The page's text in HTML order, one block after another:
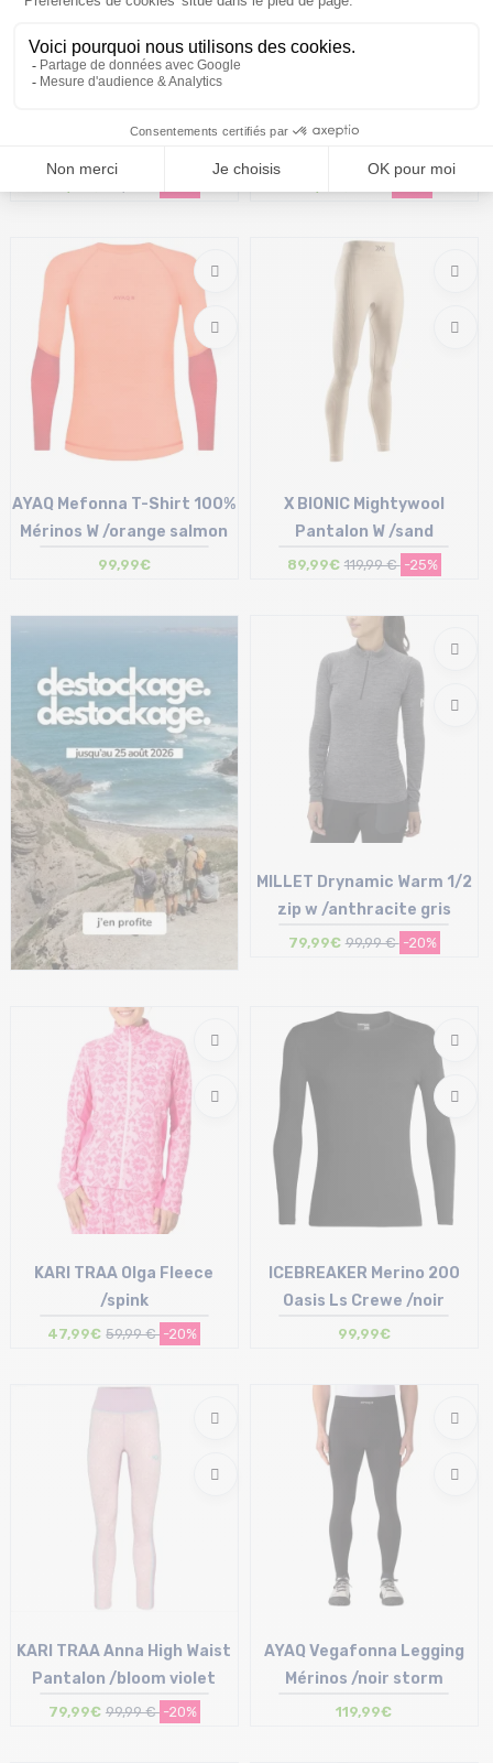
MILLET Drynamic Warm
S | M | L | XL
X BIONIC Invent 4.0 Shirt Ls
AYAQ Mefonna T-Shirt 100%
Mérinos W /orange salmon
99,99€
S
X BIONIC Mightywool
Pantalon W /sand
89,99€ 119,99 € -25%
MILLET Drynamic Warm 1/2
zip w /anthracite gris
79,99€ 99,99 € -20%
KARI TRAA Olga Fleece
/spink
47,99€ 59,99 € -20%
S
ICEBREAKER Merino 200
Oasis Ls Crewe /noir
99,99€
KARI TRAA Anna High Waist
Pantalon /bloom violet
79,99€ 99,99 € -20%
AYAQ Vegafonna Legging
Mérinos /noir storm
119,99€